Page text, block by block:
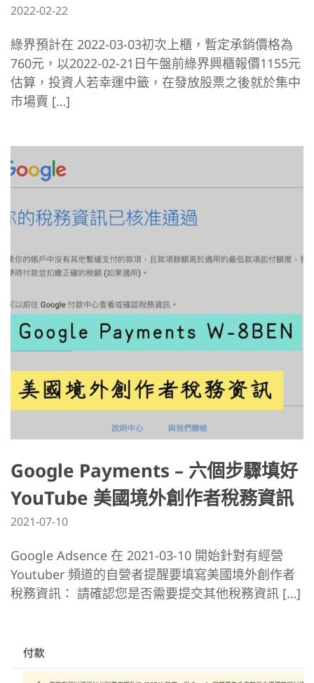
2022-02-22
綠界預計在 2022-03-03初次上櫃，暫定承銷價格為
760元，以2022-02-21日午盤前綠界興櫃報價1155元
估算，投資人若幸運中籤，在發放股票之後就於集中
市場賣 […]
Google Payments – 六個步驟填好
YouTube 美國境外創作者稅務資訊
2021-07-10
Google Adsence 在 2021-03-10 開始針對有經營
Youtuber 頻道的自營者提醒要填寫美國境外創作者
稅務資訊： 請確認您是否需要提交其他稅務資訊 […]